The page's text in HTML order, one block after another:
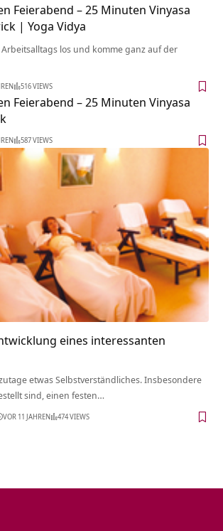
Feierabend – 25 Minuten Vinyasa
| Yoga Vidya
Arbeitsalltags los und komme ganz auf der
516 VIEWS
Feierabend – 25 Minuten Vinyasa
587 VIEWS
eines interessanten
etwas Selbstverständliches. Insbesondere
sind, einen festen…
VOR 11 JAHREN 474 VIEWS